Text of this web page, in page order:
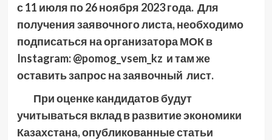
с 11 июля по 26 ноября 2023 года. Для
получения заявочного листа, необходимо
подписаться на организатора МОК в
Instagram: @pomog_vsem_kz и там же
оставить запрос на заявочный лист.
При оценке кандидатов будут
учитываться вклад в развитие экономики
Казахстана, опубликованные статьи